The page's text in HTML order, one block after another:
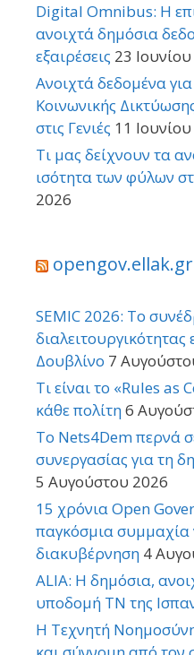
Digital Omnibus: Η
ανοιχτά δημόσια
εξαιρέσεις 23
Ανοιχτά δεδομένα
Κοινωνικής
στις Γενιές 11
Τι μας δείχνουν τα
ισότητα των φύλων
2026
opengov.ellak.gr
SEMIC 2026: Το
διαλειτουργικότητας
Δουβλίνο 7
Τι είναι το «Rules as
κάθε πολίτη6
Το Nets4Dem περνά
συνεργασίας για τη
5 Αυγούστου 2026
15 χρόνια Open
παγκόσμια συμμαχία
διακυβέρνηση 4
ALIA: Η δημόσια,
υποδομή ΤΝ της
Η Τεχνητή